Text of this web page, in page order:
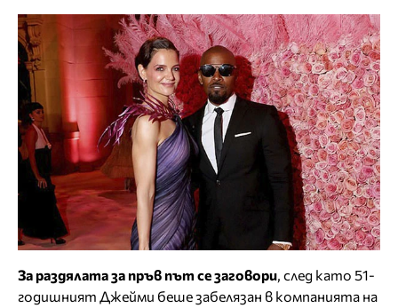
За раздялата за пръв път се заговори, след като 51-
годишният Джейми беше забелязан в компанията на